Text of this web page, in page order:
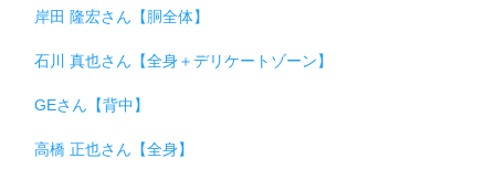
岸田 隆宏さん【胴全体】
石川 真也さん【全身＋デリケートゾーン】
GEさん【背中】
高橋 正也さん【全身】